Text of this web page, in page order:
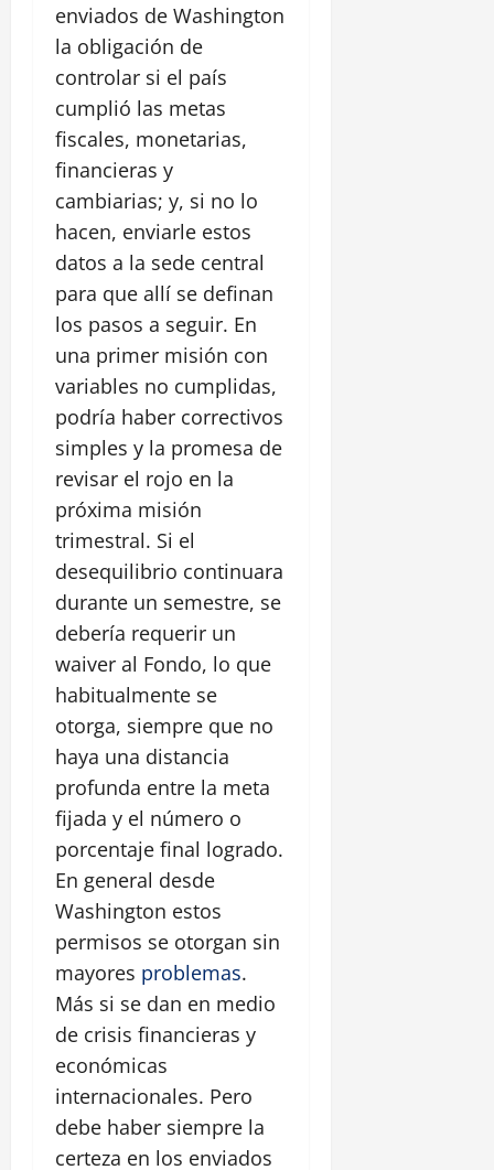
enviados de Washington
la obligación de
controlar si el país
cumplió las metas
fiscales, monetarias,
financieras y
cambiarias; y, si no lo
hacen, enviarle estos
datos a la sede central
para que allí se definan
los pasos a seguir. En
una primer misión con
variables no cumplidas,
podría haber correctivos
simples y la promesa de
revisar el rojo en la
próxima misión
trimestral. Si el
desequilibrio continuara
durante un semestre, se
debería requerir un
waiver al Fondo, lo que
habitualmente se
otorga, siempre que no
haya una distancia
profunda entre la meta
fijada y el número o
porcentaje final logrado.
En general desde
Washington estos
permisos se otorgan sin
mayores problemas.
Más si se dan en medio
de crisis financieras y
económicas
internacionales. Pero
debe haber siempre la
certeza en los enviados